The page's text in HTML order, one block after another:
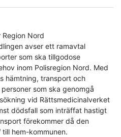
Nord
avser ett ramavtal
som ska tillgodose
inom Polisregion Nord. Med
hämtning, transport och
som ska genomgå
vid Rättsmedicinalverket
dödsfall som inträffat hastigt
förekommer då den
hem-kommunen.